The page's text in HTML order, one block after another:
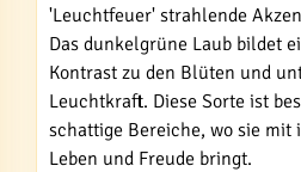
'Leuchtfeuer' strahlende
Das dunkelgrüne Laub bildet
Kontrast zu den Blüten und
Leuchtkraft. Diese Sorte ist
schattige Bereiche, wo sie mit
Leben und Freude bringt.